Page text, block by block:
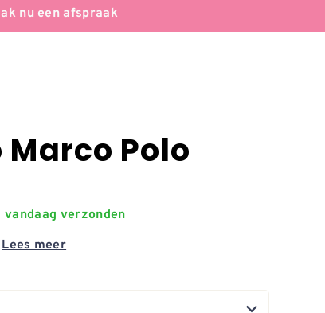
nu een afspraak
Polo
verzonden
Lees meer